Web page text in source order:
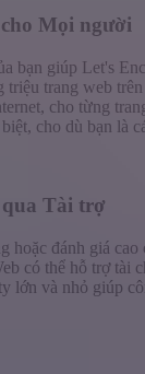
Mọi người
bạn giúp Let's
triệu trang web
cho từng
cho dù bạn là
Tài trợ
hoặc đánh giá
có thể hỗ trợ tài
lớn và nhỏ giúp